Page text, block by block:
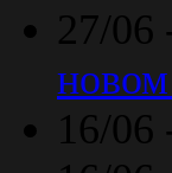
27/06
16/06